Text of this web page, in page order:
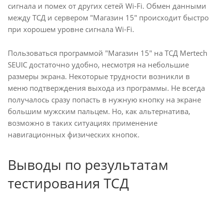
сигнала и помех от других сетей Wi-Fi. Обмен данными
между ТСД и сервером "Магазин 15" происходит быстро
при хорошем уровне сигнала Wi-Fi.
Пользоваться программой "Магазин 15" на ТСД Mertech
SEUIC достаточно удобно, несмотря на небольшие
размеры экрана. Некоторые трудности возникли в
меню подтверждения выхода из программы. Не всегда
получалось сразу попасть в нужную кнопку на экране
большим мужским пальцем. Но, как альтернатива,
возможно в таких ситуациях применение
навигационных физических кнопок.
Выводы по результатам
тестирования ТСД